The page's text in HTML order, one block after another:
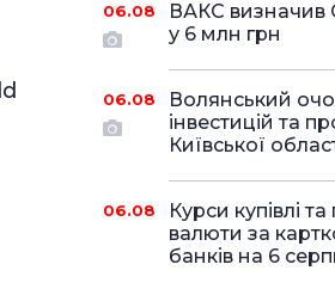
06.08
ВАКС визначив
у 6 млн грн
06.08
Волянський
інвестицій та
Київської
06.08
Курси купівлі
валюти за
банків на 6